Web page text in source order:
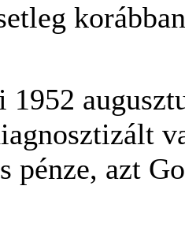
pénze, azt